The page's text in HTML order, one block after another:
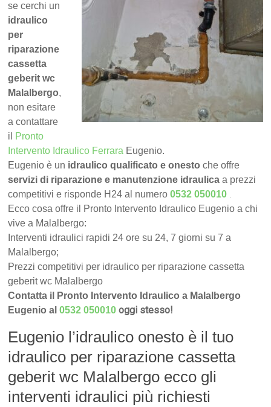
se cerchi un
idraulico
per
riparazione
cassetta
geberit wc
Malalbergo,
non esitare
a contattare
il Pronto
Intervento Idraulico Ferrara Eugenio.
Eugenio è un idraulico qualificato e onesto che offre
servizi di riparazione e manutenzione idraulica a prezzi
competitivi e risponde H24 al numero0532 050010 .
Ecco cosa offre il Pronto Intervento Idraulico Eugenio a chi
vive a Malalbergo:
Interventi idraulici rapidi 24 ore su 24, 7 giorni su 7 a
Malalbergo;
Prezzi competitivi per idraulico per riparazione cassetta
geberit wc Malalbergo
Contatta il Pronto Intervento Idraulico a Malalbergo
Eugenio al0532 050010 oggi stesso!
Eugenio l’idraulico onesto è il tuo
idraulico per riparazione cassetta
geberit wc Malalbergo ecco gli
interventi idraulici più richiesti